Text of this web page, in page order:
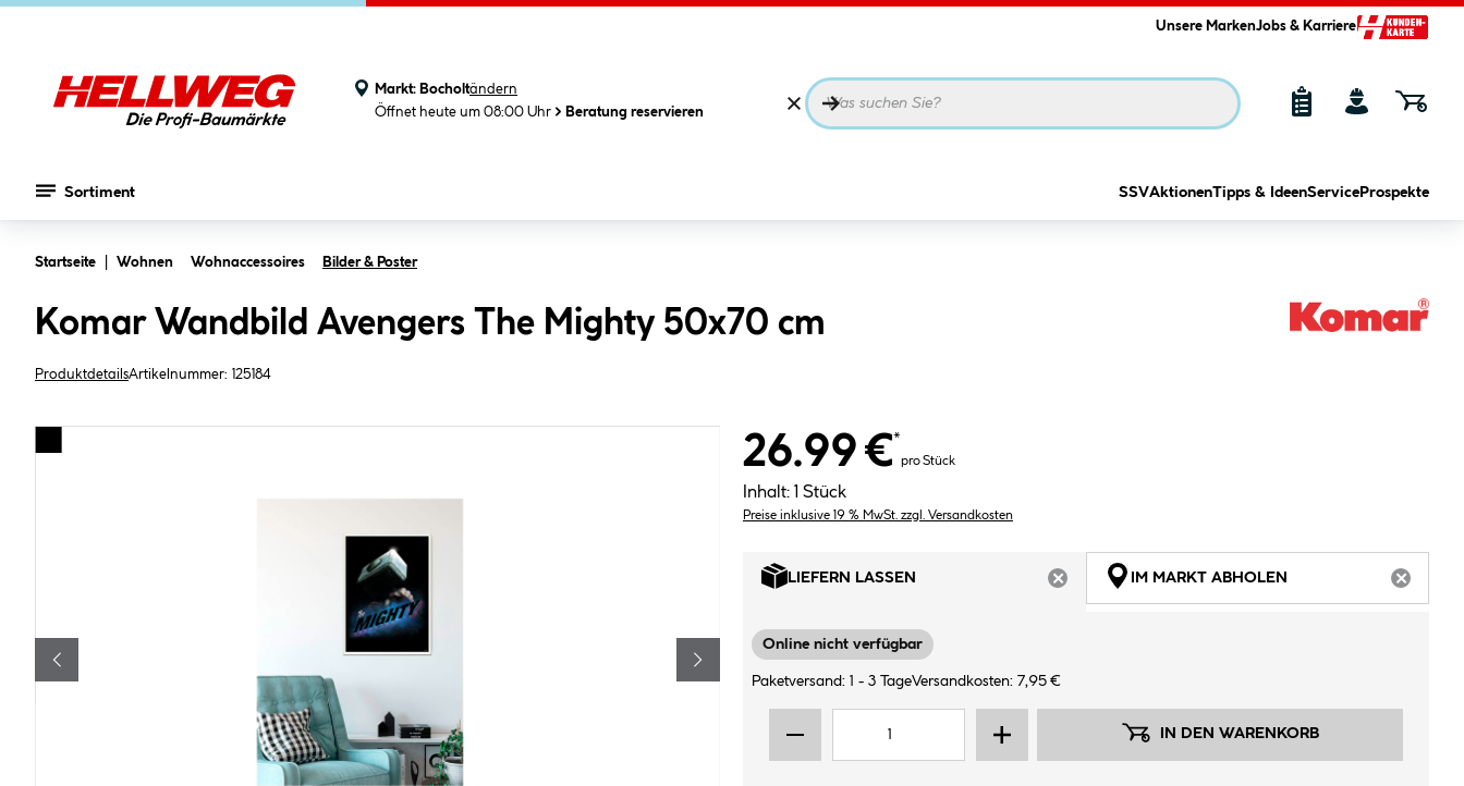
Unsere MarkenJobs & Karriere
Markt: Bocholtändern
Öffnet heute um 08:00 Uhr
Beratung reservieren
Sortiment SSVAktionenTipps & IdeenService Prospekte
Startseite Wohnen Wohnaccessoires Bilder & Poster
Komar Wandbild Avengers The Mighty 50x70 cm
ProduktdetailsArtikelnummer: 125184
26.99 €*
pro Stück
Inhalt: 1 Stück
Preise inklusive 19 % MwSt. zzgl. Versandkosten
LIEFERN LASSEN
ARTIKEL NICHT VERFÜGBAR
IM MARKT ABHOLEN
Online nicht verfügbar
Paketversand: 1 - 3 TageVersandkosten: 7,95 €
IN DEN WARENKORB